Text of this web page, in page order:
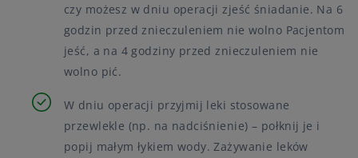
czy możesz w dniu operacji zjeść śniadanie. Na 6
godzin przed znieczuleniem nie wolno Pacjentom
jeść, a na 4 godziny przed znieczuleniem nie
wolno pić.
W dniu operacji przyjmij leki stosowane
przewlekle (np. na nadciśnienie) – połknij je i
popij małym łykiem wody. Zażywanie leków